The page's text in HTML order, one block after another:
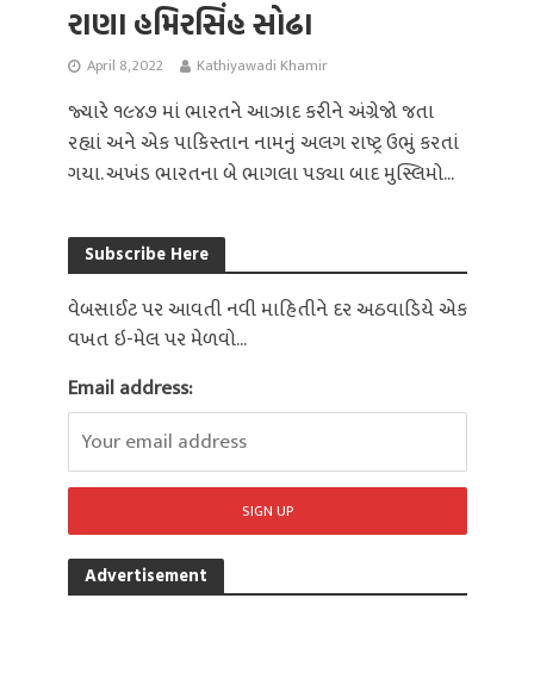
રાણા હમિરસિંહ સોઢા
April 8, 2022 Kathiyawadi Khamir
જ્યારે ૧૯૪૭ માં ભારતને આઝાદ કરીને અંગ્રેજો જતા
રહ્યાં અને એક પાકિસ્તાન નામનું અલગ રાષ્ટ્ર ઉભું કરતાં
ગયા. અખંડ ભારતના બે ભાગલા પડ્યા બાદ મુસ્લિમો...
Subscribe Here
વેબસાઈટ પર આવતી નવી માહિતીને દર અઠવાડિયે એક
વખત ઇ-મેલ પર મેળવો...
Email address:
Advertisement